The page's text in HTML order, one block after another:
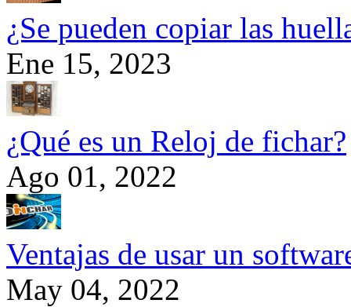
¿Se pueden copiar las
Ene 15, 2023
¿Qué es un Reloj de fichar?
Ago 01, 2022
Ventajas de usar un
May 04, 2022